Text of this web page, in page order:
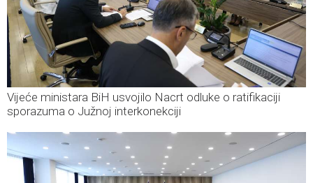
Vijeće ministara BiH usvojilo Nacrt odluke o ratifikaciji
sporazuma o Južnoj interkonekciji